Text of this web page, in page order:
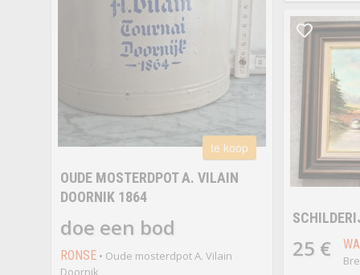
te koop
OUDE MOSTERDPOT A. VILAIN
DOORNIK 1864
doe een bod
RONSE• Oude mosterdpot A. Vilain
Doornik
25 €